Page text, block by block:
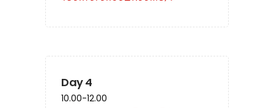
Day 4
10.00-12.00